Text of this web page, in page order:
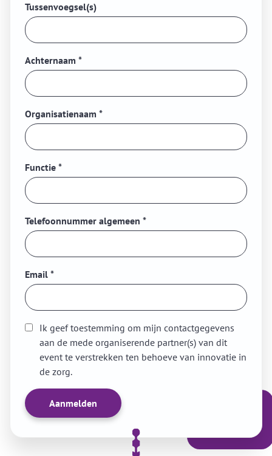
Tussenvoegsel(s)
Achternaam *
Organisatienaam *
Functie *
Telefoonnummer algemeen *
Email *
Ik geef toestemming om mijn contactgegevens
aan de mede organiserende partner(s) van dit
event te verstrekken ten behoeve van innovatie in
de zorg.